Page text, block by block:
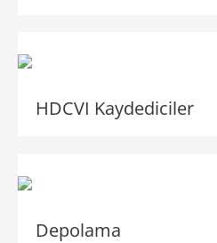
HDCVI Kaydediciler
Depolama